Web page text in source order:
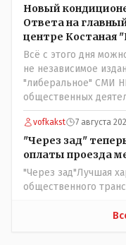
надо. Обойдёмся
которые топят за
названийТак
коренное название
Новый
Ответа на
центре Костаная
Всё с этого дня
не независимое
"либеральное" СМИ
общественных
активист и НПОшник
условия газете
не начнет писать
Редакторская
ниче не значат.
vofkakst 7 августа
"Через зад"
оплаты проезда
"Через зад"Лучшая
общественного